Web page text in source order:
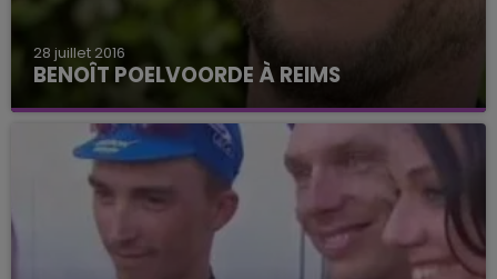
28 juillet 2016
BENOÎT POELVOORDE À REIMS